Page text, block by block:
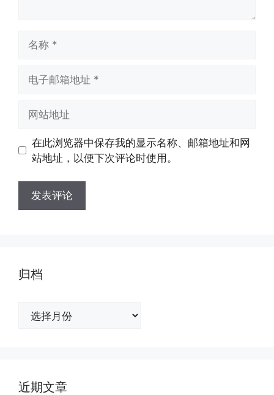
址
址
在此浏览器中保存我的显示名称、邮箱地址和网
站地址，以便下次评论时使用。
归档
近期文章